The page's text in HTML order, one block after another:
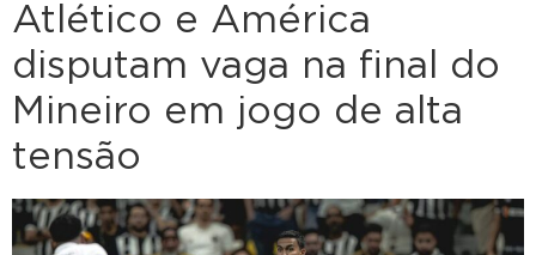
Atlético e América
disputam vaga na final do
Mineiro em jogo de alta
tensão